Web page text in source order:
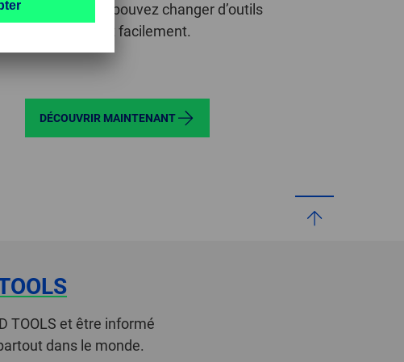
d’angle, vous pouvez changer d’outils
rapidement et facilement.
DÉCOUVRIR MAINTENANT
TOOLS et être informé
dans le monde.